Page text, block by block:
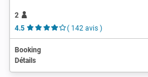
2
4.5
( 142 avis )
Booking
Détails